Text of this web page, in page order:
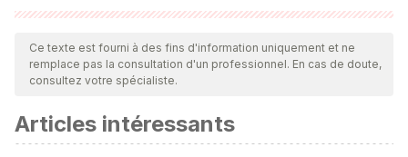
Toutes les sources citées ont été examinées en profondeur
par notre équipe pour garantir leur qualité, leur fiabilité, leur
actualité et leur validité. La bibliographie de cet article a été
ou scientifique
Daly, J. W., Garraffo, H. M., Pannell, L. K., Spande, T. F.,
Ce texte est fourni à des fins d'information uniquement et ne
remplace pas la consultation d'un professionnel. En cas de doute,
consultez votre spécialiste.
Articles intéressants